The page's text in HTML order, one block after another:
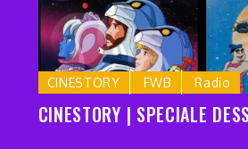
CINESTORY FWB Radio
CINESTORY | SPECIALE